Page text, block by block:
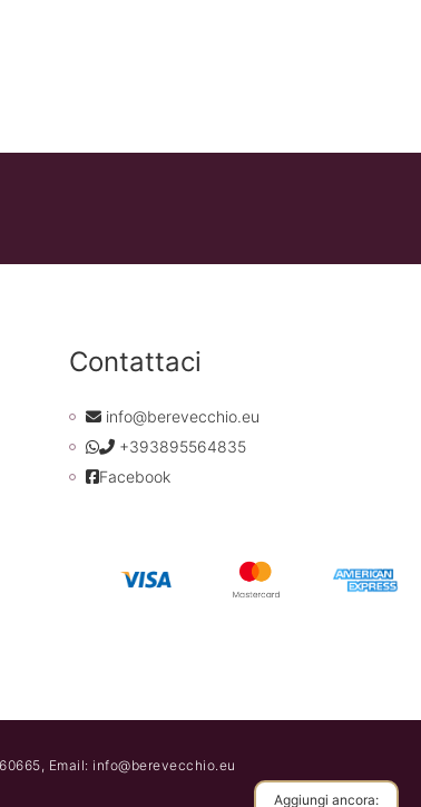
Aggiungi ancora:
Contattaci
info@berevecchio.eu
+393895564835
Facebook
Email: info@berevecchio.eu